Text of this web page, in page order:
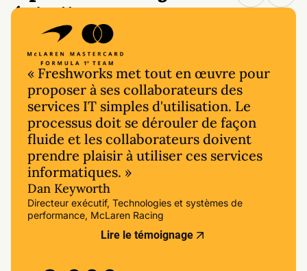
échelle.
« Freshworks met tout en œuvre pour
proposer à ses collaborateurs des
services IT simples d'utilisation. Le
processus doit se dérouler de façon
fluide et les collaborateurs doivent
prendre plaisir à utiliser ces services
informatiques. »
Dan Keyworth
Directeur exécutif, Technologies et systèmes de
performance, McLaren Racing
Lire le témoignage